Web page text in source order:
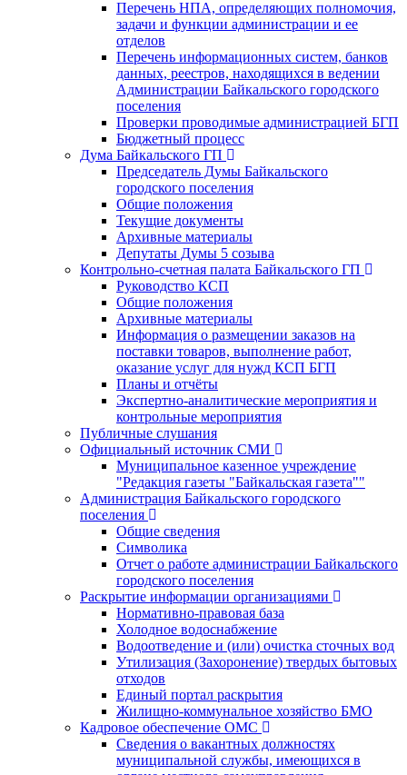
Перечень НПА, определяющих полномочия,
задачи и функции администрации и ее
отделов
Перечень информационных систем, банков
данных, реестров, находящихся в ведении
Администрации Байкальского городского
поселения
Проверки проводимые администрацией БГП
Бюджетный процесс
Дума Байкальского ГП
Председатель Думы Байкальского
городского поселения
Общие положения
Текущие документы
Архивные материалы
Депутаты Думы 5 созыва
Контрольно-счетная палата Байкальского ГП
Руководство КСП
Общие положения
Архивные материалы
Информация о размещении заказов на
поставки товаров, выполнение работ,
оказание услуг для нужд КСП БГП
Планы и отчёты
Экспертно-аналитические мероприятия и
контрольные мероприятия
Публичные слушания
Официальный источник СМИ
Муниципальное казенное учреждение
"Редакция газеты "Байкальская газета""
Администрация Байкальского городского
поселения
Общие сведения
Символика
Отчет о работе администрации Байкальского
городского поселения
Раскрытие информации организациями
Нормативно-правовая база
Холодное водоснабжение
Водоотведение и (или) очистка сточных вод
Утилизация (Захоронение) твердых бытовых
отходов
Единый портал раскрытия
Жилищно-коммунальное хозяйство БМО
Кадровое обеспечение ОМС
Сведения о вакантных должностях
муниципальной службы, имеющихся в